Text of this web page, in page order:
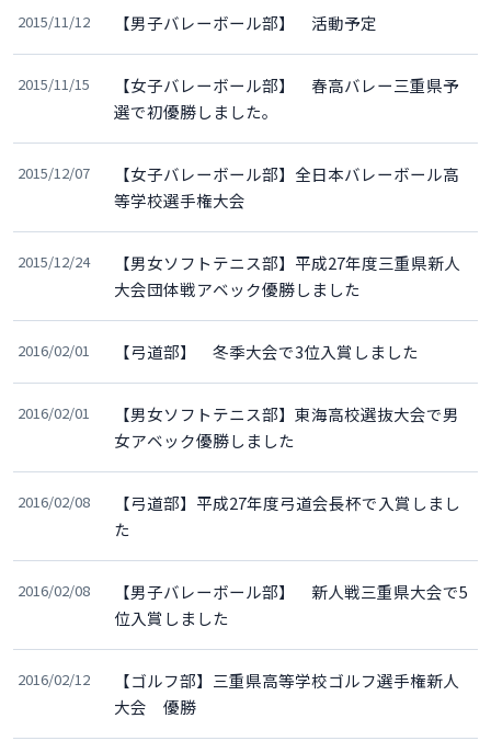
2015/11/12 【男子バレーボール部】 活動予定
2015/11/15
【女子バレーボール部】 春高バレー三重県予
選で初優勝しました。
2015/12/07
【女子バレーボール部】全日本バレーボール高
等学校選手権大会
2015/12/24
【男女ソフトテニス部】平成27年度三重県新人
大会団体戦アベック優勝しました
2016/02/01 【弓道部】 冬季大会で3位入賞しました
2016/02/01
【男女ソフトテニス部】東海高校選抜大会で男
女アベック優勝しました
2016/02/08
【弓道部】平成27年度弓道会長杯で入賞しまし
た
2016/02/08
【男子バレーボール部】 新人戦三重県大会で5
位入賞しました
2016/02/12
【ゴルフ部】三重県高等学校ゴルフ選手権新人
大会 優勝